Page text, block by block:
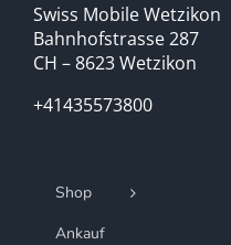
Swiss Mobile Wetzikon
Bahnhofstrasse 287
CH – 8623 Wetzikon
+41435573800
Shop
Ankauf